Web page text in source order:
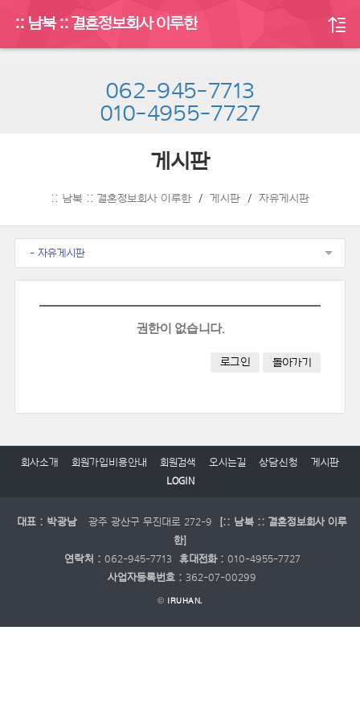
:: 남북 :: 결혼정보회사 이루한
062-945-7713
010-4955-7727
게시판
:: 남북 :: 결혼정보회사 이루한 게시판 자유게시판
- 자유게시판
권한이 없습니다.
로그인 돌아가기
회사소개 회원가입비용안내 회원검색 오시는길 상담신청
게시판
LOGIN
대표 : 박광남 광주 광산구 무진대로 272-9
[:: 남북 :: 결혼정보회사 이루
한]
연락처 : 062-945-7713 휴대전화 : 010-4955-7727
사업자등록번호 : 362-07-00299
© IRUHAN.